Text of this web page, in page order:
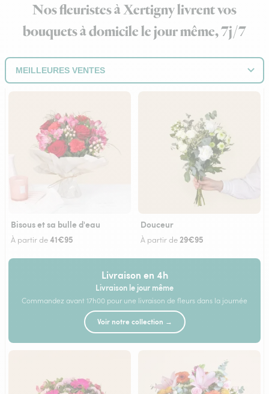
Nos fleuristes à Xertigny livrent vos
bouquets à domicile le jour même, 7j/7
Bisous et sa bulle d'eau
À partir de41€95
Douceur
À partir de 29€95
Livraison en 4h
Livraison le jour même
Commandez avant 17h00 pour une livraison de fleurs dans la journée
Voir notre collection →